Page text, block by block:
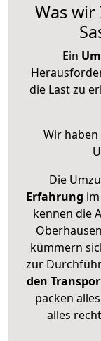
Was
Ein
die Last zu
Wir
Die
Erfahrung
kennen die
kümmern
zur
den
packen
alles